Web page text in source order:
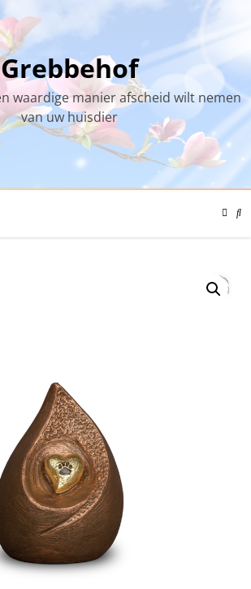
Grebbehof
waardige manier afscheid wilt nemen
van uw huisdier
Color